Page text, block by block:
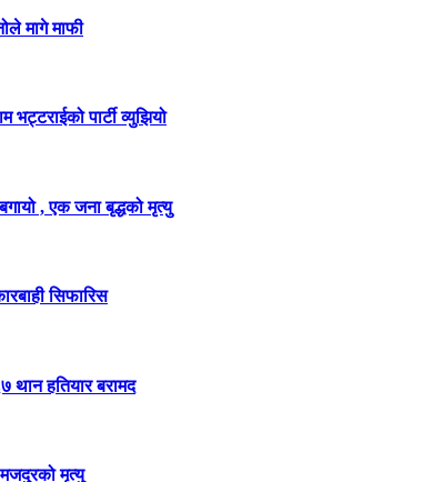
मागे माफी
भट्टराईको पार्टी व्युझियो
, एक जना बृद्धको मृत्यु
सिफारिस
थान हतियार बरामद
मजदुरको मृत्यु